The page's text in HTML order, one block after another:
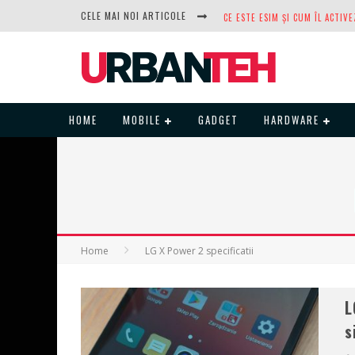
CELE MAI NOI ARTICOLE
DUPĂ ANI DE REFUZURI,
HOME MOBILE GADGET HARDWARE
Home LG X Power 2 specificatii